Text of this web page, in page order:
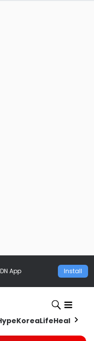
App Install
KoreaLifeHealth